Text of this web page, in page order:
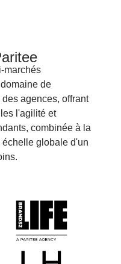
marchés
de
des agences, offrant
l'agilité et
combinée à la
échelle globale d'un